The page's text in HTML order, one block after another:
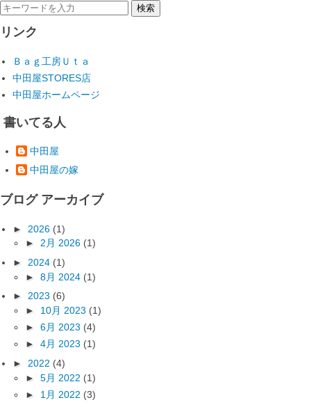
リンク
Ｂａｇ工房Ｕｔａ
中田屋STORES店
中田屋ホームページ
書いてる人
中田屋
中田屋の嫁
ブログ アーカイブ
► 2026 (1)
► 2月 2026 (1)
► 2024 (1)
► 8月 2024 (1)
► 2023 (6)
► 10月 2023 (1)
► 6月 2023 (4)
► 4月 2023 (1)
► 2022 (4)
► 5月 2022 (1)
► 1月 2022 (3)